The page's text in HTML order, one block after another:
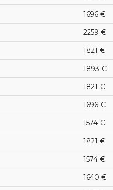
1696 €
2259 €
1821 €
1893 €
1821 €
1696 €
1574 €
1821 €
1574 €
1640 €